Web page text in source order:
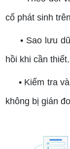
cố phát sinh
• Sao lưu dữ
hồi khi cần thiết.
• Kiểm tra và
không bị gián